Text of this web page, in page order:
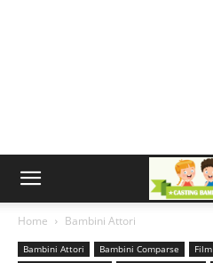
Home Bambini Attori
Bambini Attori Bambini Comparse Film